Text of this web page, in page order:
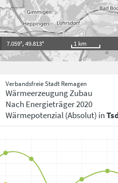
7.059°,49.813° 1 km
Verbandsfreie Stadt Remagen
Wärmeerzeugung Zubau
Nach Energieträger2020
Wärmepotenzial(Absolut) in